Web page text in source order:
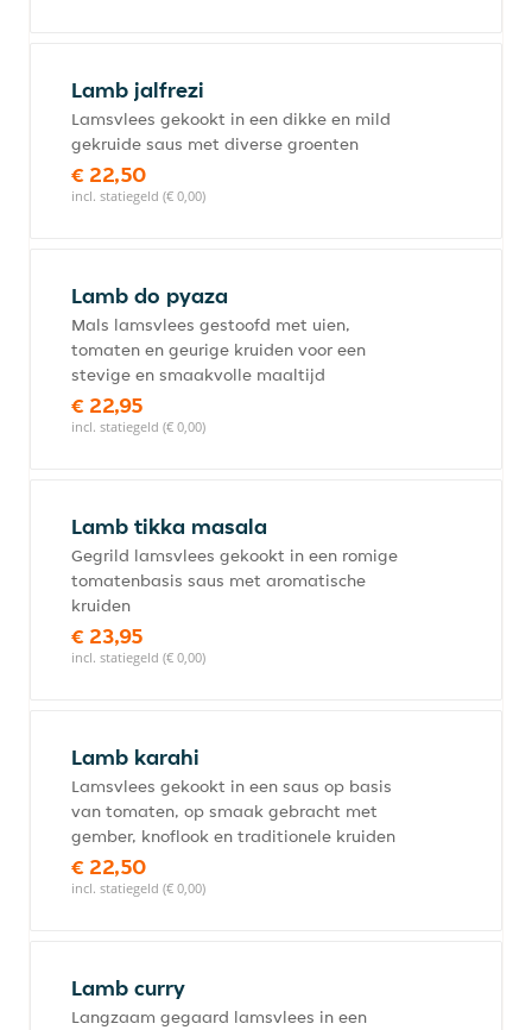
Lamb jalfrezi
Lamsvlees gekookt in een dikke en mild
gekruide saus met diverse groenten
€ 22,50
incl. statiegeld (€ 0,00)
Lamb do pyaza
Mals lamsvlees gestoofd met uien,
tomaten en geurige kruiden voor een
stevige en smaakvolle maaltijd
€ 22,95
incl. statiegeld (€ 0,00)
Lamb tikka masala
Gegrild lamsvlees gekookt in een romige
tomatenbasis saus met aromatische
kruiden
€ 23,95
incl. statiegeld (€ 0,00)
Lamb karahi
Lamsvlees gekookt in een saus op basis
van tomaten, op smaak gebracht met
gember, knoflook en traditionele kruiden
€ 22,50
incl. statiegeld (€ 0,00)
Lamb curry
Langzaam gegaard lamsvlees in een